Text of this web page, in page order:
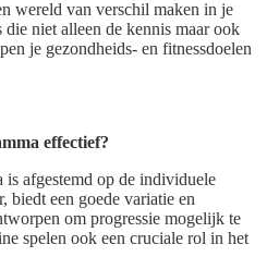
wereld van verschil maken in je
niet alleen de kennis maar ook
je gezondheids- en fitnessdoelen
effectief?
is afgestemd op de individuele
biedt een goede variatie en
om progressie mogelijk te
spelen ook een cruciale rol in het